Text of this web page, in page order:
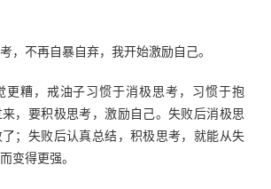
，不再自暴自弃，我开始激励自己。
更糟，戒油子习惯于消极思考，习惯于抱
，要积极思考，激励自己。失败后消极思
；失败后认真总结，积极思考，就能从失
变得更强。